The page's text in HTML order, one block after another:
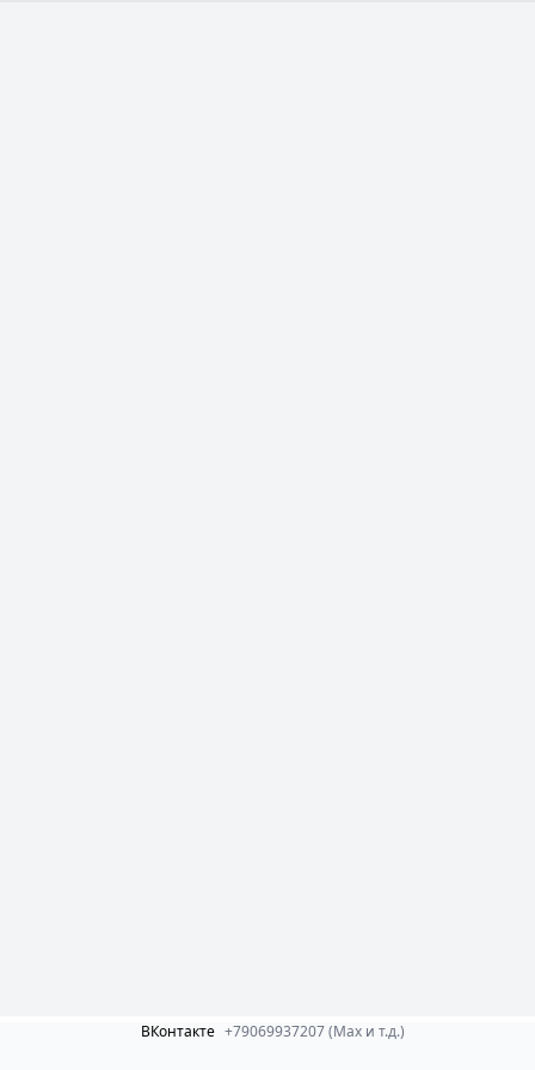
ВКонтакте +79069937207 (Max и т.д.)